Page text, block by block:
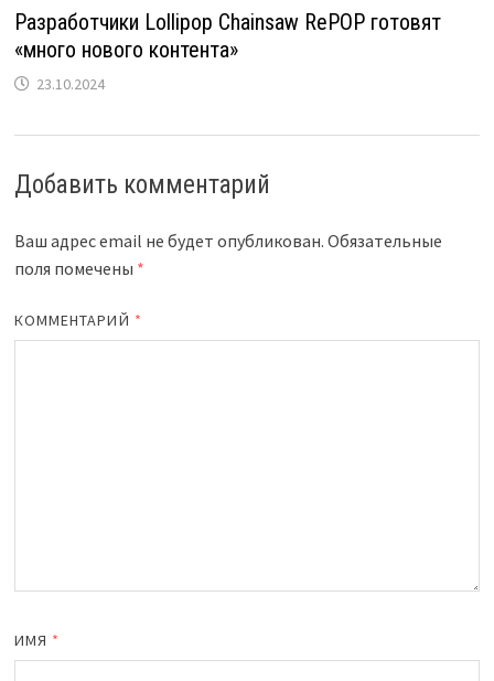
Разработчики Lollipop Chainsaw RePOP готовят
«много нового контента»
23.10.2024
Добавить комментарий
Ваш адрес email не будет опубликован. Обязательные
поля помечены *
КОММЕНТАРИЙ *
ИМЯ *